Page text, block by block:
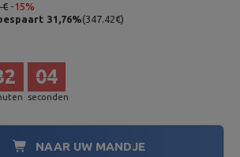
€ -15%
31,76%(347.42€)
seconden
03
NAAR UW MANDJE